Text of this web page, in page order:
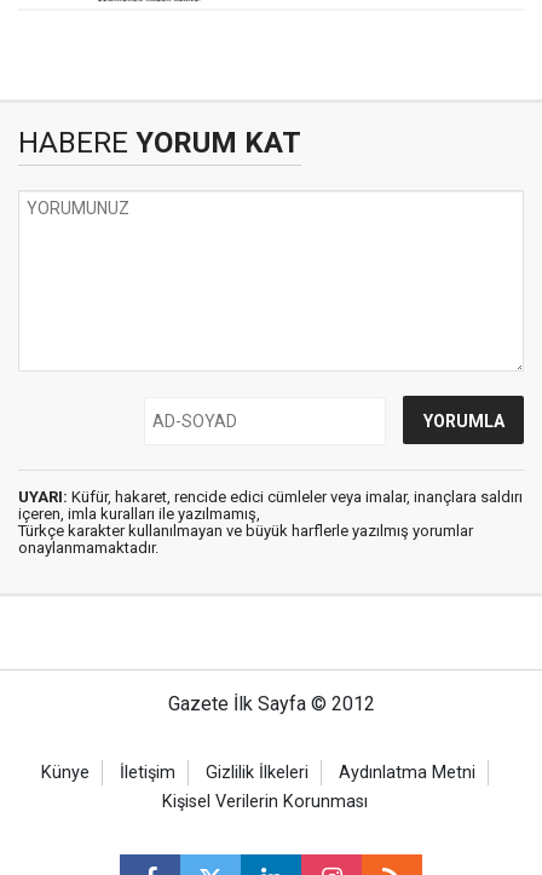
HABERE YORUM KAT
UYARI: Küfür, hakaret, rencide edici cümleler veya imalar, inançlara saldırı
içeren, imla kuralları ile yazılmamış,
Türkçe karakter kullanılmayan ve büyük harflerle yazılmış yorumlar
onaylanmamaktadır.
Gazete İlk Sayfa © 2012
Künye İletişim Gizlilik İlkeleri
Aydınlatma Metni
Kişisel Verilerin Korunması